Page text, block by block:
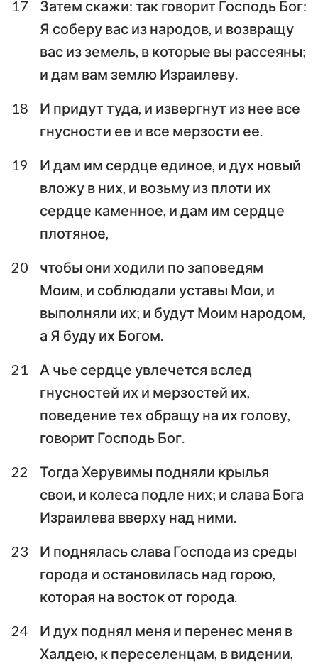
8
9 10 11 12 13
14
15
16 17 18 19 20
22
23 24 25 26 27
28
29
30 31 32 33 34
35
17
Затем скажи: так говорит Господь Бог:
Я соберу вас из народов, и возвращу
вас из земель, в которые вы рассеяны;
и дам вам землю Израилеву.
18
И придут туда, и извергнут из нее все
гнусности ее и все мерзости ее.
19
И дам им сердце единое, и дух новый
вложу в них, и возьму из плоти их
сердце каменное, и дам им сердце
плотяное,
20
чтобы они ходили по заповедям
Моим, и соблюдали уставы Мои, и
выполняли их; и будут Моим народом,
а Я буду их Богом.
21
А чье сердце увлечется вслед
гнусностей их и мерзостей их,
поведение тех обращу на их голову,
говорит Господь Бог.
22
Тогда Херувимы подняли крылья
свои, и колеса подле них; и слава Бога
Израилева вверху над ними.
23
И поднялась слава Господа из среды
города и остановилась над горою,
которая на восток от города.
24
И дух поднял меня и перенес меня в
Халдею, к переселенцам, в видении,